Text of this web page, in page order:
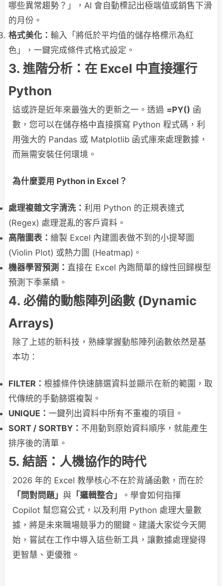
哪些異常趨勢？」，AI 會自動標記出極端值或銷售下滑
的月份。
格式美化： 輸入「將低於平均值的儲存格標示為紅
色」，一鍵完成條件式格式設定。
3. 進階分析：在 Excel 中直接運行
Python
這或許是近年來最強大的更新之一。透過 =PY() 函
數，您可以在儲存格中直接撰寫 Python 程式碼，利
用強大的 Pandas 或 Matplotlib 函式庫來處理數據，
而無需安裝任何環境。
為什麼要用 Python in Excel？
處理複雜文字清洗： 利用 Python 的正規表達式
(Regex) 處理混亂的客戶資料。
高階圖表： 繪製 Excel 內建圖表做不到的小提琴圖
(Violin Plot) 或熱力圖 (Heatmap)。
機器學習預測： 直接在 Excel 內跑簡單的線性回歸模型
預測下季業績。
4. 必備的動態陣列函數 (Dynamic
Arrays)
除了上述的新科技，熟練掌握動態陣列函數依然是基
本功：
FILTER： 根據條件快速篩選資料並顯示在新的範圍，取
代傳統的手動篩選複製。
UNIQUE： 一鍵列出資料中所有不重複的項目。
SORT / SORTBY： 不用動到原始資料順序，就能產生
排序後的清單。
5. 結語：人機協作的時代
2026 年的 Excel 教學核心不在於背誦函數，而在於
「問對問題」 與 「邏輯整合」
。學會如何指揮
Copilot 幫您寫公式，以及利用 Python 處理大量數
據，將是未來職場競爭力的關鍵。建議大家從今天開
始，嘗試在工作中導入這些新工具，讓數據處理變得
更智慧、更優雅。